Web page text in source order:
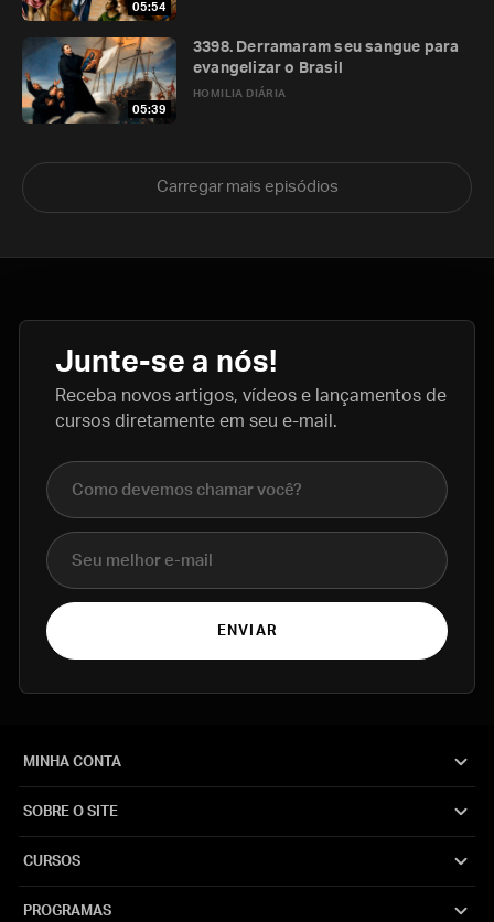
05:54
05:39
HOMILIA DIÁRIA
3398. Derramaram seu sangue para
evangelizar o Brasil
Carregar mais episódios
Junte-se a nós!
Receba novos artigos, vídeos e lançamentos de
cursos diretamente em seu e-mail.
Nome completo
E-mail
ENVIAR
MINHA CONTA
SOBRE O SITE
CURSOS
PROGRAMAS